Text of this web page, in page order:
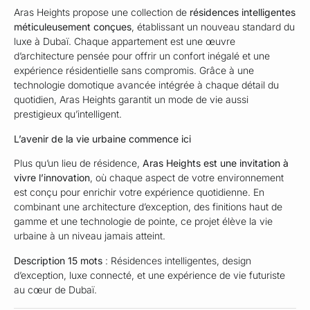
Aras Heights propose une collection de résidences intelligentes
méticuleusement conçues, établissant un nouveau standard du
luxe à Dubaï. Chaque appartement est une œuvre
d’architecture pensée pour offrir un confort inégalé et une
expérience résidentielle sans compromis. Grâce à une
technologie domotique avancée intégrée à chaque détail du
quotidien, Aras Heights garantit un mode de vie aussi
prestigieux qu’intelligent.
L’avenir de la vie urbaine commence ici
Plus qu’un lieu de résidence, Aras Heights est une invitation à
vivre l’innovation, où chaque aspect de votre environnement
est conçu pour enrichir votre expérience quotidienne. En
combinant une architecture d’exception, des finitions haut de
gamme et une technologie de pointe, ce projet élève la vie
urbaine à un niveau jamais atteint.
Description 15 mots : Résidences intelligentes, design
d’exception, luxe connecté, et une expérience de vie futuriste
au cœur de Dubaï.